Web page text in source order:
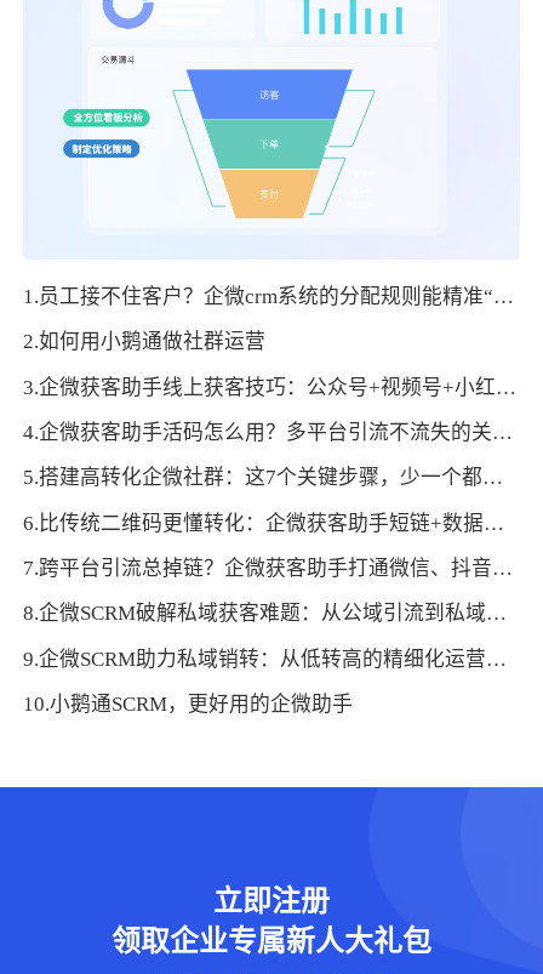
1.员工接不住客户？企微crm系统的分配规则能精准“配对”
2.如何用小鹅通做社群运营
3.企微获客助手线上获客技巧：公众号+视频号+小红书联动引流
4.企微获客助手活码怎么用？多平台引流不流失的关键玩法
5.搭建高转化企微社群：这7个关键步骤，少一个都不行
6.比传统二维码更懂转化：企微获客助手短链+数据看板，打通投放-运营闭环
7.跨平台引流总掉链？企微获客助手打通微信、抖音、官网转化通路
8.企微SCRM破解私域获客难题：从公域引流到私域沉淀的全流程方案
9.企微SCRM助力私域销转：从低转高的精细化运营路径
10.小鹅通SCRM，更好用的企微助手
立即注册
领取企业专属新人大礼包